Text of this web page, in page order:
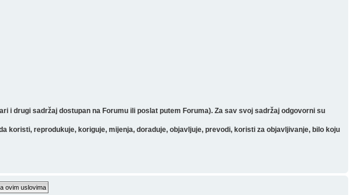
drugi sadržaj dostupan na Forumu ili poslat putem Foruma). Za sav svoj sadržaj odgovorni su
koristi, reprodukuje, koriguje, mijenja, doraduje, objavljuje, prevodi, koristi za objavljivanje, bilo koju